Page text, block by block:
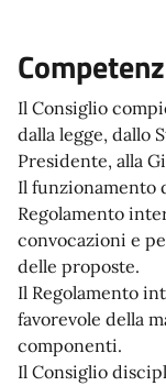
Il Consiglio
dalla legge, dallo
Presidente, alla
Il funzionamento
Regolamento
convocazioni e
delle proposte.
Il Regolamento
favorevole della
componenti.
Il Consiglio